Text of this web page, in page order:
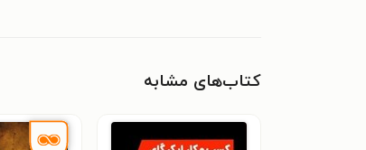
کتاب‌های مشابه